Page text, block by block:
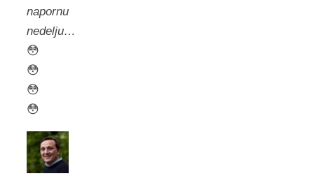
napornu
nedelju…
😳
😳
😳
😳